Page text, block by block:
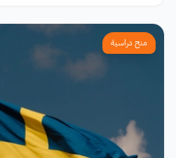
منح دراسية